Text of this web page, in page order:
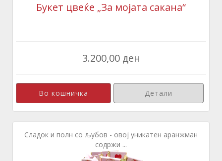
Букет цвеќе „За мојата сакана“
3.200,00 ден
Детали
Сладок и полн со љубов - овој уникатен аранжман
содржи ...